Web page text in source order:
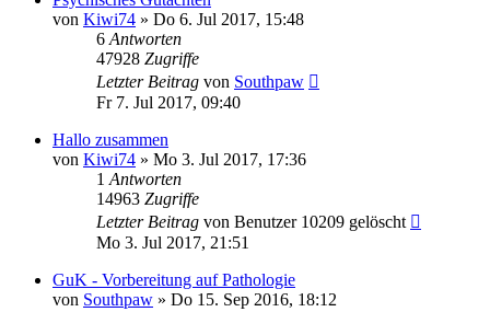
von Kiwi74 » Do 6. Jul 2017, 15:48
6 Antworten
47928 Zugriffe
Letzter Beitrag von Southpaw
Fr 7. Jul 2017, 09:40
Hallo zusammen
von Kiwi74 » Mo 3. Jul 2017, 17:36
1 Antworten
14963 Zugriffe
Letzter Beitrag von Benutzer 10209 gelöscht
Mo 3. Jul 2017, 21:51
GuK - Vorbereitung auf Pathologie
von Southpaw » Do 15. Sep 2016, 18:12